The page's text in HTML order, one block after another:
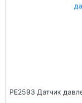
PE2593 Датчик